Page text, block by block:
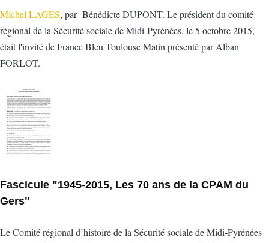
Michel LAGES, par Bénédicte DUPONT. Le président du comité
régional de la Sécurité sociale de Midi-Pyrénées, le 5 octobre 2015,
était l'invité de France Bleu Toulouse Matin présenté par Alban
FORLOT.
Fascicule "1945-2015, Les 70 ans de la CPAM du
Gers"
Le Comité régional d’histoire de la Sécurité sociale de Midi-Pyrénées